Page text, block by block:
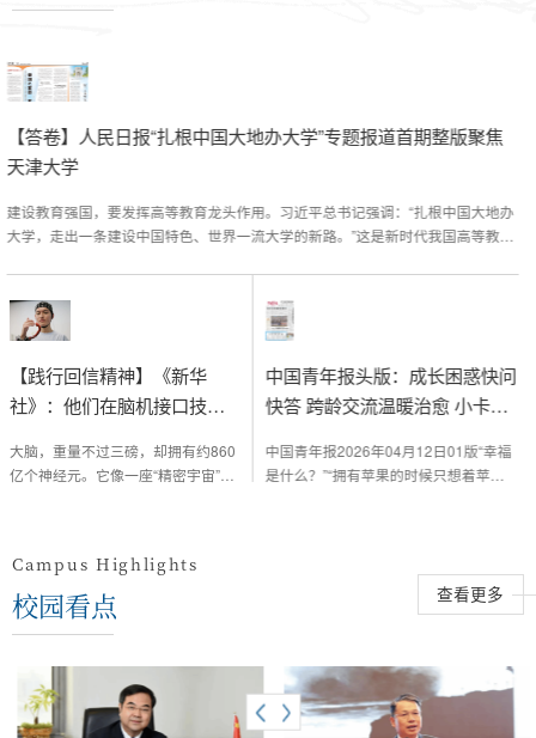
一九一零
洋大学学生冯熙敏获殿试第一名
土木工程学门学生冯熙敏，获会考第一名
【答卷】人民日报“扎根中国大地办大学”专题报道首期整版聚焦
天津大学
建设教育强国，要发挥高等教育龙头作用。习近平总书记强调：“扎根中国大地办
大学，走出一条建设中国特色、世界一流大学的新路。”这是新时代我国高等教育
刻着中华民族从伟大胜利走向伟大复兴的壮阔征程。同时，放眼世界，新一轮科
技革命和产业变革深入发展，教育越来越成为提升国家核心竞争力、赢得战略主
【践行回信精神】《新华
社》：他们在脑机接口技术
大脑，重量不过三磅，却拥有约860
亿个神经元。它像一座“精密宇宙”，
交互与人机共融海河实验室（下文简
称“脑机海河实验室”）的一群青年科
研人员，潜心钻研、聚力攻关，助力
人类治疗疾病，挖掘人体的健康潜
能。科幻“照进”现实初次走进脑机海
河实验室，总有一种“进入”科幻电影
的“不真实感”——戴上脑电极帽，背
中国青年报头版：成长困惑快问
快答 跨龄交流温暖治愈 小卡片
中国青年报2026年04月12日01版“幸福
是什么？”“拥有苹果的时候只想着苹
这个周末，这些有趣的问答小卡片在社
交媒体火爆出圈。一组组看上去妙趣横
生又富有哲思的问答，戳中了许多年轻
的精神内耗”。这些火遍全网的问答小卡
片出现在天津大学图书馆一楼的留言板
上。这几天是2026年“天大·海棠季”校园
Campus Highlights
校园看点 查看更多